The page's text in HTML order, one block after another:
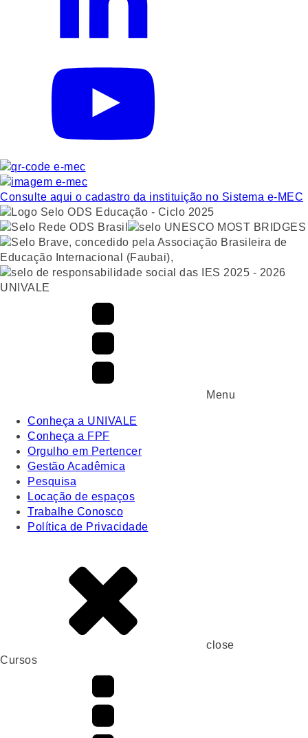
Consulte aqui o cadastro da instituição no Sistema e-MEC
UNIVALE
Menu
Conheça a UNIVALE
Conheça a FPF
Orgulho em Pertencer
Gestão Acadêmica
Pesquisa
Locação de espaços
Trabalhe Conosco
Política de Privacidade
close
Cursos